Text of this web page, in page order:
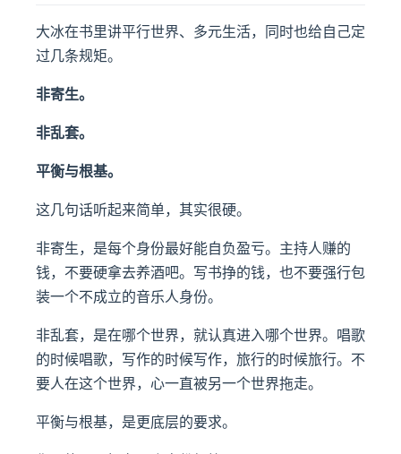
大冰在书里讲平行世界、多元生活，同时也给自己定
过几条规矩。
非寄生。
非乱套。
平衡与根基。
这几句话听起来简单，其实很硬。
非寄生，是每个身份最好能自负盈亏。主持人赚的
钱，不要硬拿去养酒吧。写书挣的钱，也不要强行包
装一个不成立的音乐人身份。
非乱套，是在哪个世界，就认真进入哪个世界。唱歌
的时候唱歌，写作的时候写作，旅行的时候旅行。不
要人在这个世界，心一直被另一个世界拖走。
平衡与根基，是更底层的要求。